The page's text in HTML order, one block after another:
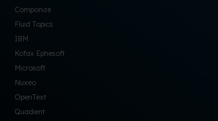
Componize
Fluid Topics
IBM
Kofax Ephesoft
Microsoft
Nuxeo
OpenText
Quadient